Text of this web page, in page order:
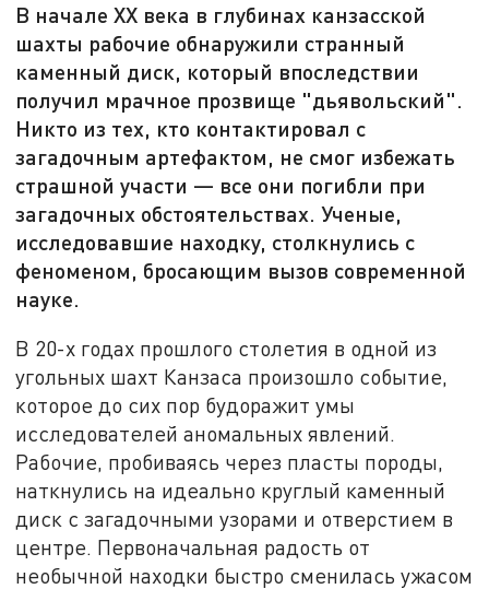
В начале XX века в глубинах канзасской
шахты рабочие обнаружили странный
каменный диск, который впоследствии
получил мрачное прозвище "дьявольский".
Никто из тех, кто контактировал с
загадочным артефактом, не смог избежать
страшной участи — все они погибли при
загадочных обстоятельствах. Ученые,
исследовавшие находку, столкнулись с
феноменом, бросающим вызов современной
науке.
В 20-х годах прошлого столетия в одной из
угольных шахт Канзаса произошло событие,
которое до сих пор будоражит умы
исследователей аномальных явлений.
Рабочие, пробиваясь через пласты породы,
наткнулись на идеально круглый каменный
диск с загадочными узорами и отверстием в
центре. Первоначальная радость от
необычной находки быстро сменилась ужасом